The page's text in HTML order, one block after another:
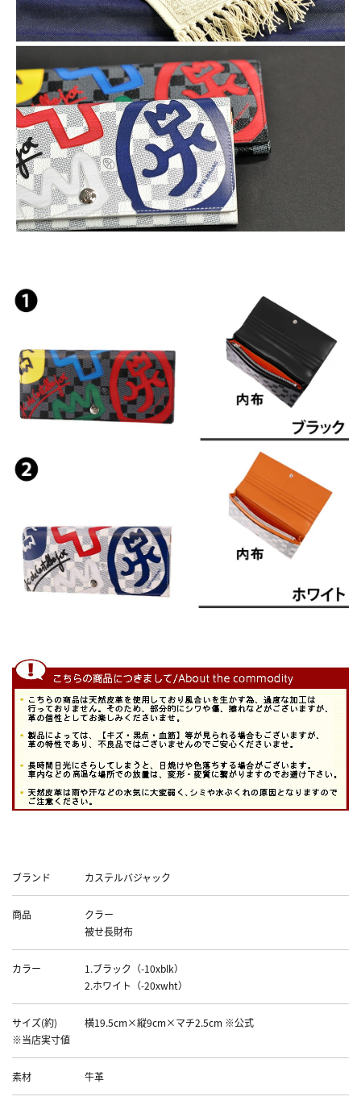
ブランド
カステルバジャック
商品
クラー
被せ長財布
カラー
1.ブラック（-10xblk）
2.ホワイト（-20xwht）
サイズ(約)
※当店実寸値
横19.5cm×縦9cm×マチ2.5cm ※公式
素材 牛革